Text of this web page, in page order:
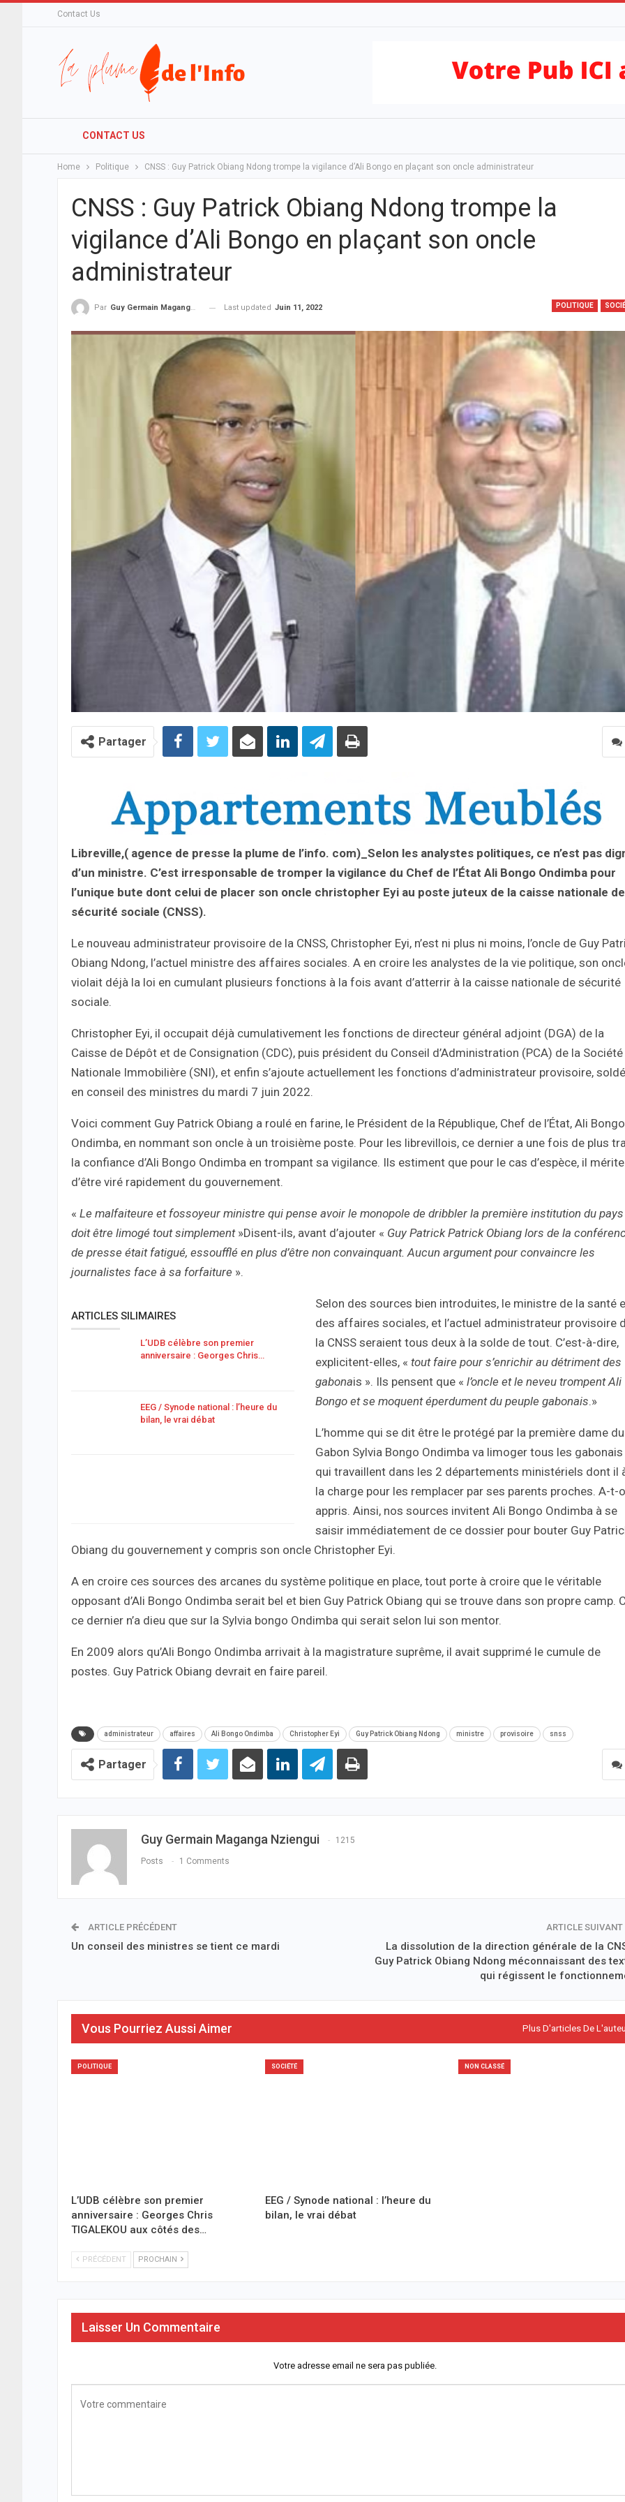
Contact Us
CONTACT US
Home Politique CNSS : Guy Patrick Obiang Ndong trompe la vigilance d’Ali Bongo en plaçant son oncle administrateur
CNSS : Guy Patrick Obiang Ndong trompe la
vigilance d’Ali Bongo en plaçant son oncle
administrateur
POLITIQUE
Par Guy Germain Maganga Nziengui Last updated Juin 11, 2022
Partager
Libreville,( agence de presse la plume de l’info. com)_Selon les analystes politiques, ce n’est pas
d’un ministre. C’est irresponsable de tromper la vigilance du Chef de l’État Ali Bongo Ondimba pour
l’unique bute dont celui de placer son oncle christopher Eyi au poste juteux de la caisse nationale de
sécurité sociale (CNSS).
Le nouveau administrateur provisoire de la CNSS, Christopher Eyi, n’est ni plus ni moins, l’oncle de Guy
Obiang Ndong, l’actuel ministre des affaires sociales. A en croire les analystes de la vie politique, son
violait déjà la loi en cumulant plusieurs fonctions à la fois avant d’atterrir à la caisse nationale de sécurité
sociale.
Christopher Eyi, il occupait déjà cumulativement les fonctions de directeur général adjoint (DGA) de la
Caisse de Dépôt et de Consignation (CDC), puis président du Conseil d’Administration (PCA) de la Société
Nationale Immobilière (SNI), et enfin s’ajoute actuellement les fonctions d’administrateur provisoire, soldé
en conseil des ministres du mardi 7 juin 2022.
Voici comment Guy Patrick Obiang a roulé en farine, le Président de la République, Chef de l’État, Ali Bongo
Ondimba, en nommant son oncle à un troisième poste. Pour les librevillois, ce dernier a une fois de plus
la confiance d’Ali Bongo Ondimba en trompant sa vigilance. Ils estiment que pour le cas d’espèce, il mérite
d’être viré rapidement du gouvernement.
« Le malfaiteure et fossoyeur ministre qui pense avoir le monopole de dribbler la première institution du pays
doit être limogé tout simplement»Disent-ils, avant d’ajouter « Guy Patrick Patrick Obiang lors de la
de presse était fatigué, essoufflé en plus d’être non convainquant. Aucun argument pour convaincre les
journalistes face à sa forfaiture ».
ARTICLES SILIMAIRES
L’UDB célèbre son premier
anniversaire : Georges Chris…
EEG / Synode national : l’heure du
bilan, le vrai débat
Selon des sources bien introduites, le ministre de la santé
des affaires sociales, et l’actuel administrateur provisoire
la CNSS seraient tous deux à la solde de tout. C’est-à-dire,
explicitent-elles, « tout faire pour s’enrichir au détriment des
gabonais ». Ils pensent que « l’oncle et le neveu trompent Ali
Bongo et se moquent éperdument du peuple gabonais.»
L’homme qui se dit être le protégé par la première dame du
Gabon Sylvia Bongo Ondimba va limoger tous les gabonais
qui travaillent dans les 2 départements ministériels dont il
la charge pour les remplacer par ses parents proches. A-t-
appris. Ainsi, nos sources invitent Ali Bongo Ondimba à se
saisir immédiatement de ce dossier pour bouter Guy
Obiang du gouvernement y compris son oncle Christopher Eyi.
A en croire ces sources des arcanes du système politique en place, tout porte à croire que le véritable
opposant d’Ali Bongo Ondimba serait bel et bien Guy Patrick Obiang qui se trouve dans son propre camp.
ce dernier n’a dieu que sur la Sylvia bongo Ondimba qui serait selon lui son mentor.
En 2009 alors qu’Ali Bongo Ondimba arrivait à la magistrature suprême, il avait supprimé le cumule de
postes. Guy Patrick Obiang devrait en faire pareil.
administrateur affaires Ali Bongo Ondimba Christopher Eyi Guy Patrick Obiang Ndong ministre provisoire snss
Partager
Guy Germain Maganga Nziengui 1215
Posts 1 Comments
ARTICLE PRÉCÉDENT
Un conseil des ministres se tient ce mardi
ARTICLE SUIVANT
La dissolution de la direction générale de la
Guy Patrick Obiang Ndong méconnaissant des
qui régissent le
Vous Pourriez Aussi Aimer Plus D'articles De
POLITIQUE
L’UDB célèbre son premier
anniversaire : Georges Chris
TIGALEKOU aux côtés des…
SOCIÉTÉ
EEG / Synode national : l’heure du
bilan, le vrai débat
NON CLASSÉ
PRÉCÉDENT PROCHAIN
Laisser Un Commentaire
Votre adresse email ne sera pas publiée.